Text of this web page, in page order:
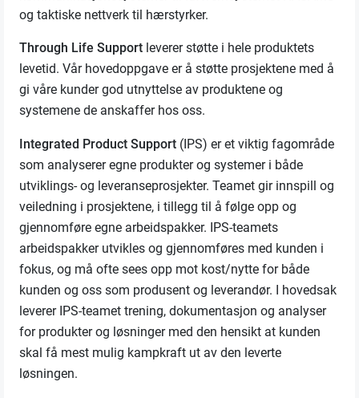
og taktiske nettverk til hærstyrker.
Through Life Support leverer støtte i hele produktets
levetid. Vår hovedoppgave er å støtte prosjektene med å
gi våre kunder god utnyttelse av produktene og
systemene de anskaffer hos oss.
Integrated Product Support (IPS) er et viktig fagområde
som analyserer egne produkter og systemer i både
utviklings- og leveranseprosjekter. Teamet gir innspill og
veiledning i prosjektene, i tillegg til å følge opp og
gjennomføre egne arbeidspakker. IPS-teamets
arbeidspakker utvikles og gjennomføres med kunden i
fokus, og må ofte sees opp mot kost/nytte for både
kunden og oss som produsent og leverandør. I hovedsak
leverer IPS-teamet trening, dokumentasjon og analyser
for produkter og løsninger med den hensikt at kunden
skal få mest mulig kampkraft ut av den leverte
løsningen.